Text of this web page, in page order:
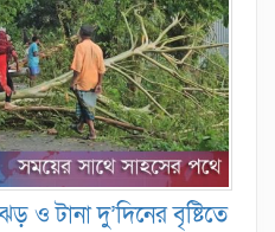
ও টানা দু’দিনের বৃষ্টিতে